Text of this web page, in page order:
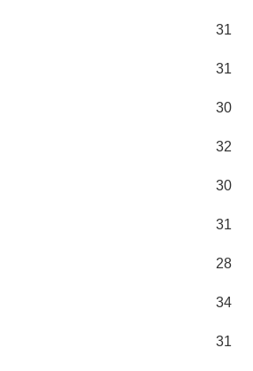
31
31
30
32
30
31
28
34
31